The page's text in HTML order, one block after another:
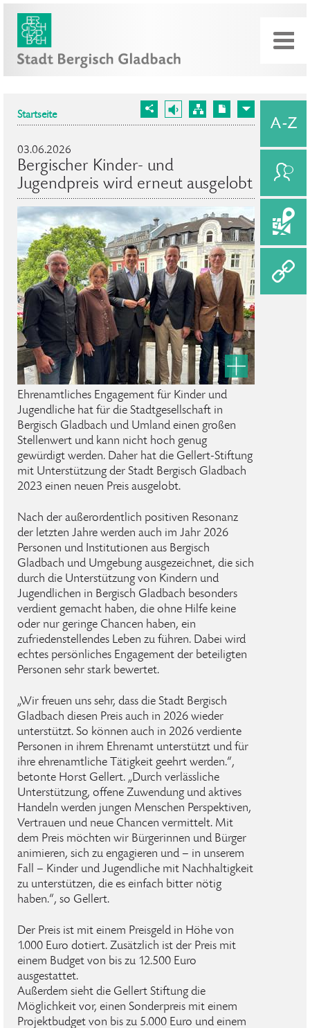
Startseite
03.06.2026
Bergischer Kinder- und
Jugendpreis wird erneut ausgelobt
Ehrenamtliches Engagement für Kinder und
Jugendliche hat für die Stadtgesellschaft in
Bergisch Gladbach und Umland einen großen
Stellenwert und kann nicht hoch genug
gewürdigt werden. Daher hat die Gellert-Stiftung
mit Unterstützung der Stadt Bergisch Gladbach
2023 einen neuen Preis ausgelobt.
Nach der außerordentlich positiven Resonanz
der letzten Jahre werden auch im Jahr 2026
Personen und Institutionen aus Bergisch
Gladbach und Umgebung ausgezeichnet, die sich
durch die Unterstützung von Kindern und
Jugendlichen in Bergisch Gladbach besonders
verdient gemacht haben, die ohne Hilfe keine
oder nur geringe Chancen haben, ein
zufriedenstellendes Leben zu führen. Dabei wird
echtes persönliches Engagement der beteiligten
Personen sehr stark bewertet.
„Wir freuen uns sehr, dass die Stadt Bergisch
Gladbach diesen Preis auch in 2026 wieder
unterstützt. So können auch in 2026 verdiente
Personen in ihrem Ehrenamt unterstützt und für
ihre ehrenamtliche Tätigkeit geehrt werden.“,
betonte Horst Gellert. „Durch verlässliche
Unterstützung, offene Zuwendung und aktives
Handeln werden jungen Menschen Perspektiven,
Vertrauen und neue Chancen vermittelt. Mit
dem Preis möchten wir Bürgerinnen und Bürger
animieren, sich zu engagieren und – in unserem
Fall – Kinder und Jugendliche mit Nachhaltigkeit
zu unterstützen, die es einfach bitter nötig
haben.“, so Gellert.
Der Preis ist mit einem Preisgeld in Höhe von
1.000 Euro dotiert. Zusätzlich ist der Preis mit
einem Budget von bis zu 12.500 Euro
ausgestattet.
Außerdem sieht die Gellert Stiftung die
Möglichkeit vor, einen Sonderpreis mit einem
Projektbudget von bis zu 5.000 Euro und einem